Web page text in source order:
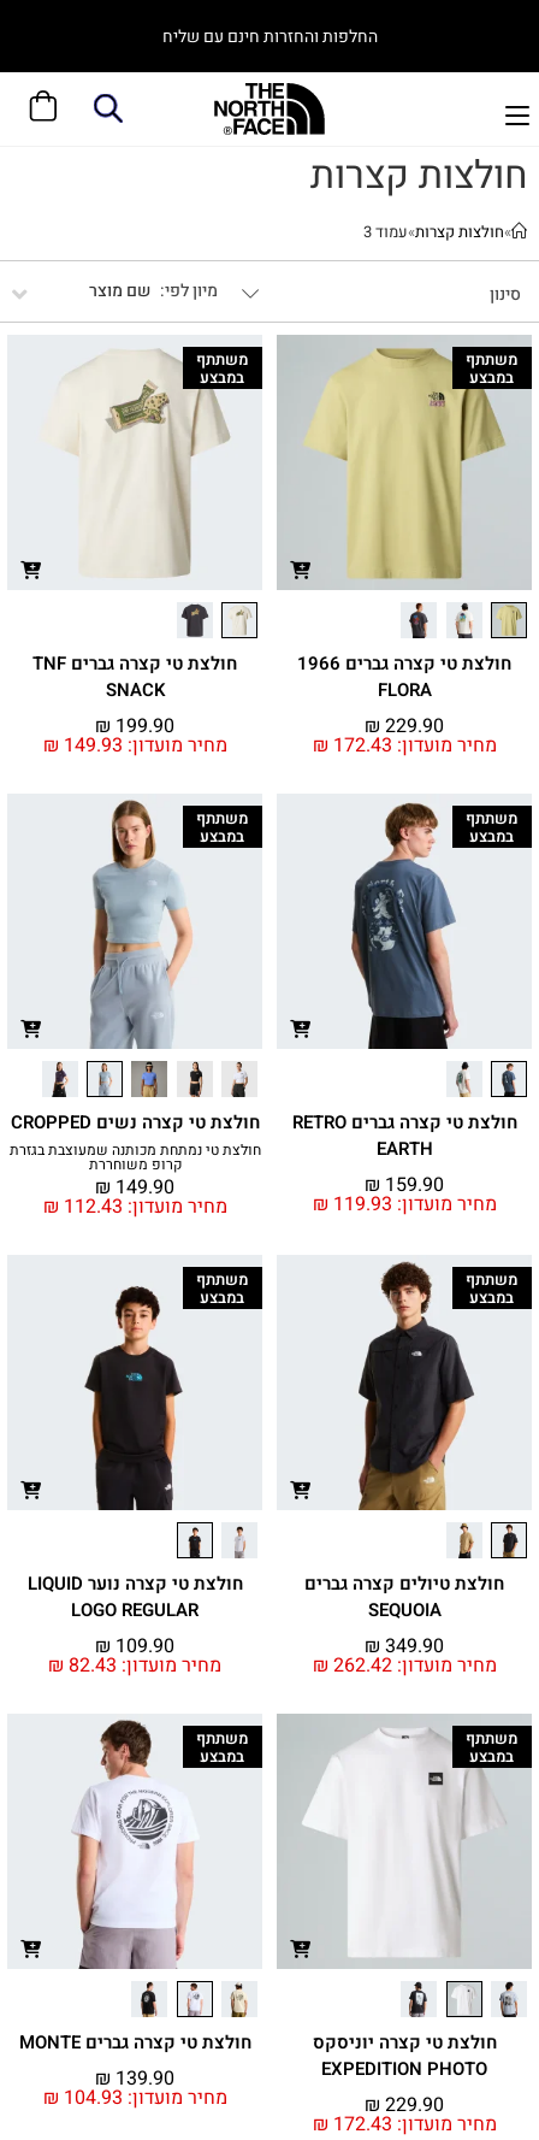
החלפות והחזרות חינם עם שליח
חולצות קצרות
»חולצות קצרות»עמוד 3
סינון שם מוצר
משתתף
במבצע
חולצת טי קצרה גברים 1966
FLORA
מחיר מועדון: ₪ 172.43
₪ 229.90
משתתף
במבצע
חולצת טי קצרה גברים TNF
SNACK
מחיר מועדון: ₪ 149.93
₪ 199.90
משתתף
במבצע
חולצת טי קצרה גברים RETRO
EARTH
מחיר מועדון: ₪ 119.93
₪ 159.90
משתתף
במבצע
חולצת טי קצרה נשים CROPPED
חולצת טי נמתחת מכותנה שמעוצבת בגזרת
קרופ משוחררת
מחיר מועדון: ₪ 112.43
₪ 149.90
משתתף
במבצע
חולצת טיולים קצרה גברים
SEQUOIA
מחיר מועדון: ₪ 262.42
₪ 349.90
משתתף
במבצע
חולצת טי קצרה נוער LIQUID
LOGO REGULAR
מחיר מועדון: ₪ 82.43
₪ 109.90
משתתף
במבצע
חולצת טי קצרה יוניסקס
EXPEDITION PHOTO
מחיר מועדון: ₪ 172.43
₪ 229.90
משתתף
במבצע
חולצת טי קצרה גברים MONTE
מחיר מועדון: ₪ 104.93
₪ 139.90